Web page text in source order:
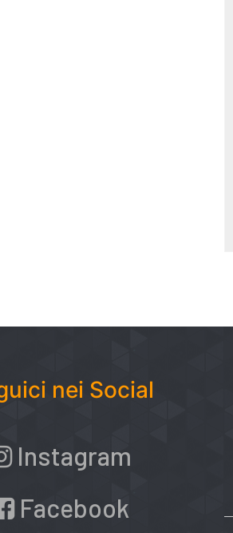
nei Social
Instagram
Facebook